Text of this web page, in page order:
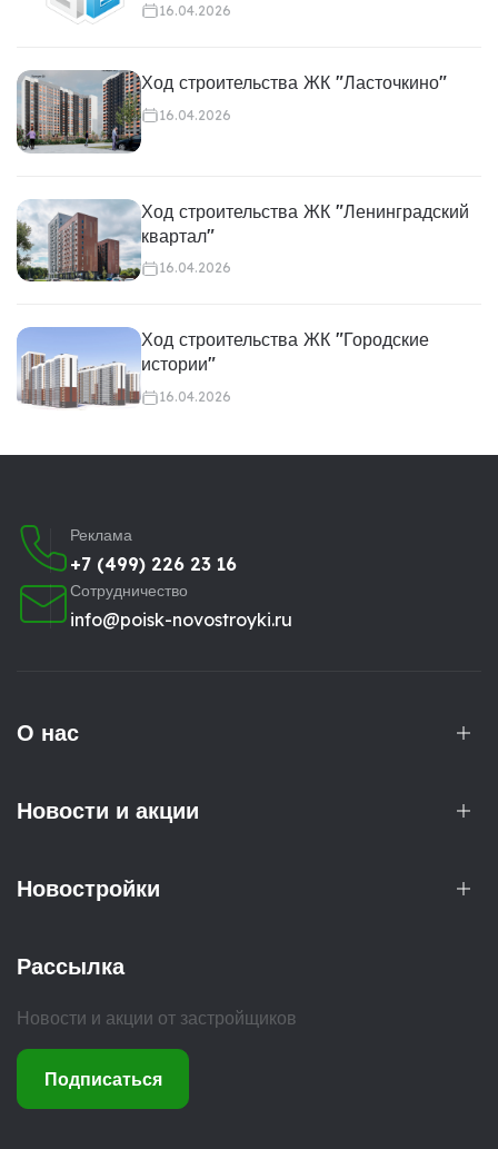
16.04.2026
Ход строительства ЖК "Ласточкино"
16.04.2026
Ход строительства ЖК "Ленинградский
квартал"
16.04.2026
Ход строительства ЖК "Городские
истории"
16.04.2026
Реклама
+7 (499) 226 23 16
Сотрудничество
info@poisk-novostroyki.ru
О нас
Новости и акции
Новостройки
Рассылка
Новости и акции от застройщиков
Подписаться